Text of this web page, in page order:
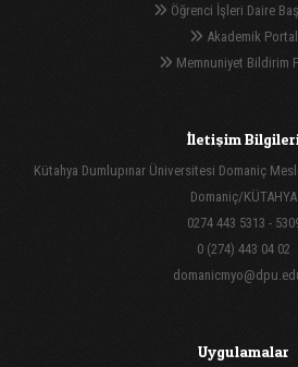
Öğrenci İşleri Daire
Akademik Portal
Memnuniyet Bildirim
İletişim
Kütahya Dumlupınar Üniversitesi Domaniç
Domaniç/KÜTAHYA
0274 443 5313 -
0 (274) 443 04 02
Uygulamalar